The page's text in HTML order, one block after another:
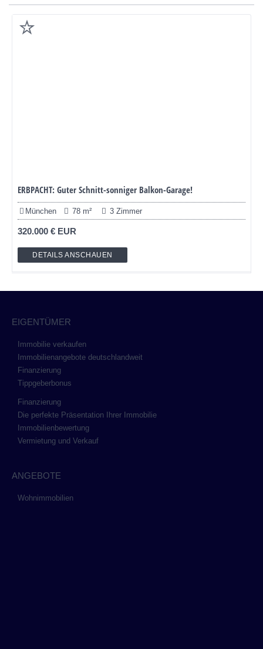
ERBPACHT: Guter Schnitt-sonniger Balkon-Garage!
München 78 m² 3 Zimmer
320.000 € EUR
DETAILS ANSCHAUEN
EIGENTÜMER
Immobilie verkaufen
Immobilienangebote deutschlandweit
Finanzierung
Tippgeberbonus
Finanzierung
Die perfekte Präsentation Ihrer Immobilie
Immobilienbewertung
Vermietung und Verkauf
ANGEBOTE
Wohnimmobilien